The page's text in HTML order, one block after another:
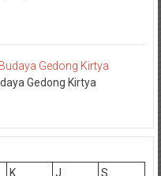
Gedong Kirtya
K J
S